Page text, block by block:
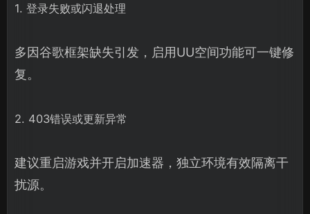
1. 登录失败或闪退处理
多因谷歌框架缺失引发，启用UU空间功能可一键修
复。
2. 403错误或更新异常
建议重启游戏并开启加速器，独立环境有效隔离干
扰源。